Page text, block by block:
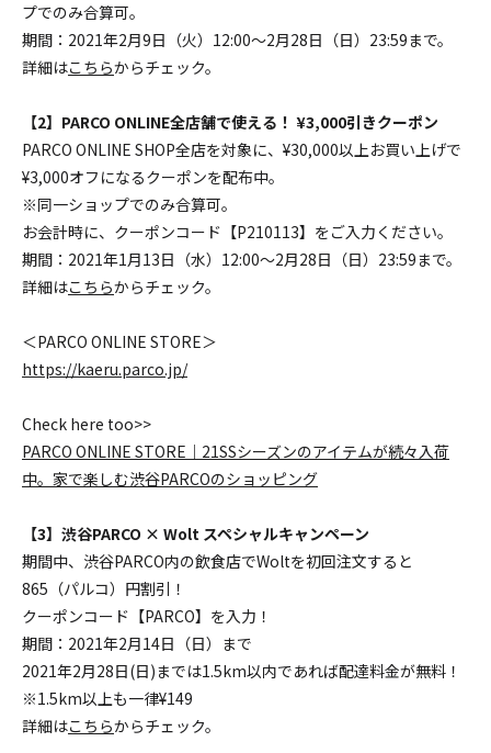
プでのみ合算可。
期間：2021年2月9日（火）12:00〜2月28日（日）23:59まで。
詳細はこちらからチェック。
【2】PARCO ONLINE全店舗で使える！ ¥3,000引きクーポン
PARCO ONLINE SHOP全店を対象に、¥30,000以上お買い上げで
¥3,000オフになるクーポンを配布中。
※同一ショップでのみ合算可。
お会計時に、クーポンコード【P210113】をご入力ください。
期間：2021年1月13日（水）12:00〜2月28日（日）23:59まで。
詳細はこちらからチェック。
＜PARCO ONLINE STORE＞
https://kaeru.parco.jp/
Check here too>>
PARCO ONLINE STORE｜21SSシーズンのアイテムが続々入荷
中。家で楽しむ渋谷PARCOのショッピング
【3】渋谷PARCO × Wolt スペシャルキャンペーン
期間中、渋谷PARCO内の飲食店でWoltを初回注文すると
865（パルコ）円割引！
クーポンコード【PARCO】を入力！
期間：2021年2月14日（日）まで
2021年2月28日(日)までは1.5km以内であれば配達料金が無料！
※1.5km以上も一律¥149
詳細はこちらからチェック。